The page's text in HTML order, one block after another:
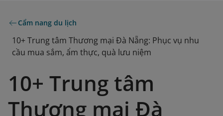
Cẩm nang du lịch
10+ Trung tâm Thương mại Đà Nẵng: Phục vụ nhu
cầu mua sắm, ẩm thực, quà lưu niệm
10+ Trung tâm
Thương mại Đà